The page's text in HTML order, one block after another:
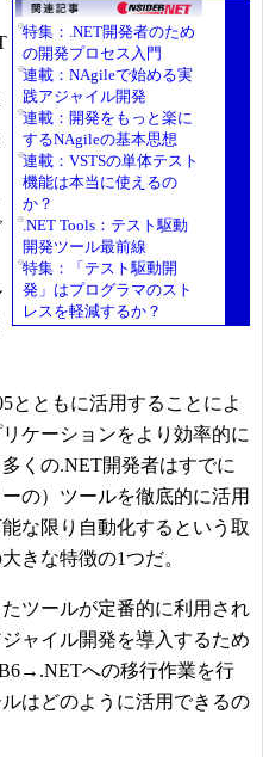
特集：.NET開発者のため
の開発プロセス入門
連載：NAgileで始める実
践アジャイル開発
連載：開発をもっと楽に
するNAgileの基本思想
連載：VSTSの単体テスト
機能は本当に使えるの
か？
.NET Tools：テスト駆動
開発ツール最前線
特集：「テスト駆動開
発」はプログラマのスト
レスを軽減するか？
とともに活用することによ
ケーションをより効率的に
くの.NET開発者はすでに
の）ツールを徹底的に活用
な限り自動化するという取
きな特徴の1つだ。
ツールが定番的に利用され
ャイル開発を導入するため
への移行作業を行
はどのように活用できるの